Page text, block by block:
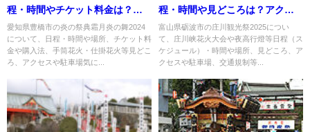
程・時間やチケット料金は？見
どころや駐車場やアクセスは？
愛知県豊橋市の炎の祭典霜月炎の舞2024
について、日程・時間や場所、チケット料
金や購入法、手筒花火・仕掛花火等見どこ
ろ、アクセスや駐車場気に...
程・時間や見どころは？アクセ
スや駐車場や交通規制は？
富山県砺波市の庄川観光祭2025につい
て、庄川峡花火大会や夜高行燈等日程（ス
ケジュール）・時間や場所、見どころ、ア
クセスや駐車場、交通規制等...